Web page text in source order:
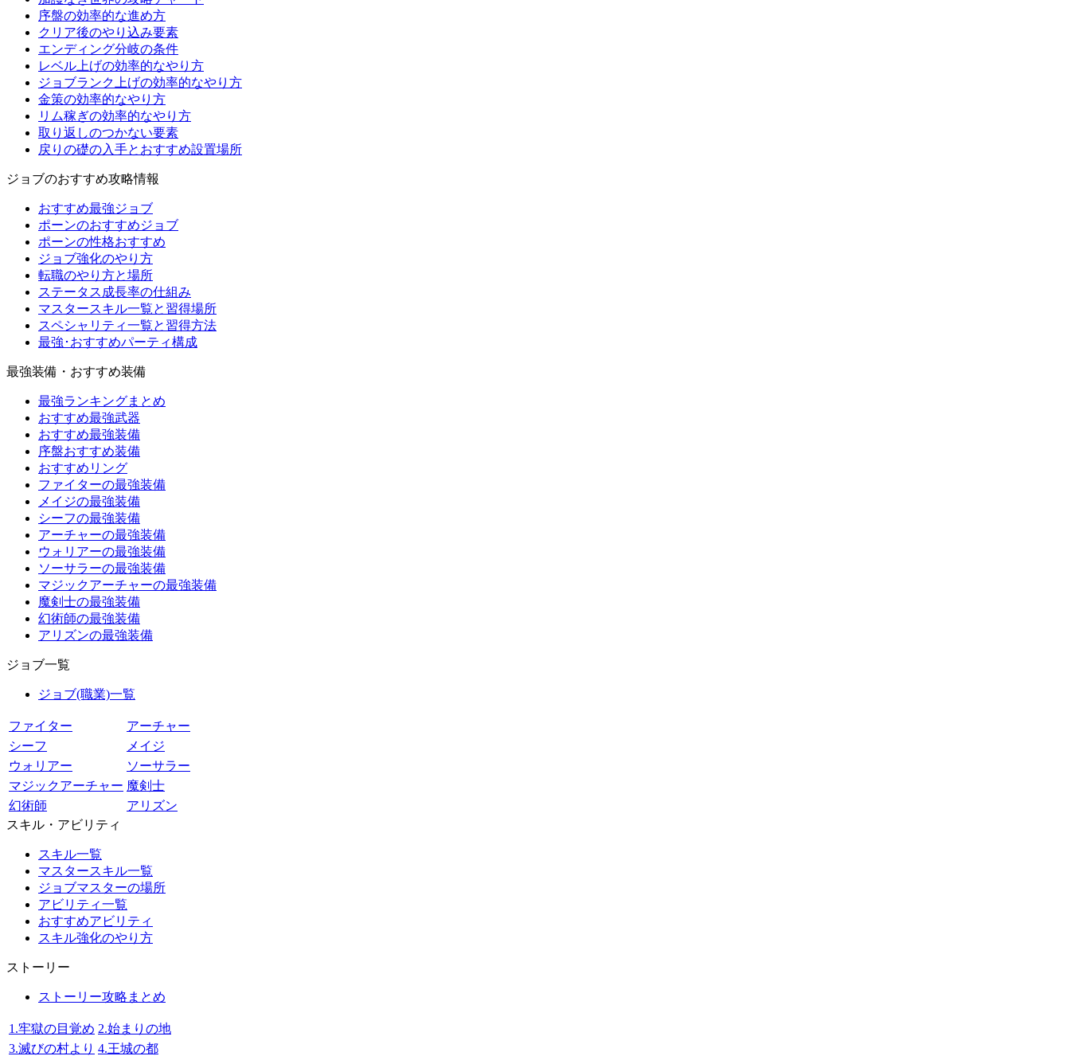
序盤の効率的な進め方
クリア後のやり込み要素
エンディング分岐の条件
レベル上げの効率的なやり方
ジョブランク上げの効率的なやり方
金策の効率的なやり方
リム稼ぎの効率的なやり方
取り返しのつかない要素
戻りの礎の入手とおすすめ設置場所
ジョブのおすすめ攻略情報
おすすめ最強ジョブ
ポーンのおすすめジョブ
ポーンの性格おすすめ
ジョブ強化のやり方
転職のやり方と場所
ステータス成長率の仕組み
マスタースキル一覧と習得場所
スペシャリティ一覧と習得方法
最強･おすすめパーティ構成
最強装備・おすすめ装備
最強ランキングまとめ
おすすめ最強武器
おすすめ最強装備
序盤おすすめ装備
おすすめリング
ファイターの最強装備
メイジの最強装備
シーフの最強装備
アーチャーの最強装備
ウォリアーの最強装備
ソーサラーの最強装備
マジックアーチャーの最強装備
魔剣士の最強装備
幻術師の最強装備
アリズンの最強装備
ジョブ一覧
ジョブ(職業)一覧
ファイター
アーチャー
シーフ
メイジ
ウォリアー
ソーサラー
マジックアーチャー 魔剣士
幻術師
アリズン
スキル・アビリティ
スキル一覧
マスタースキル一覧
ジョブマスターの場所
アビリティ一覧
おすすめアビリティ
スキル強化のやり方
ストーリー
ストーリー攻略まとめ
1.牢獄の目覚め 2.始まりの地
3.滅びの村より 4.王城の都